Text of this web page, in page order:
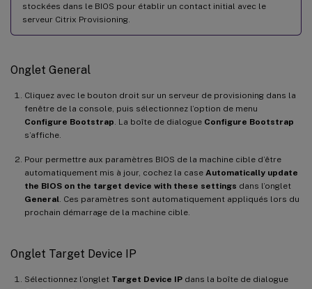
stockées dans le BIOS pour établir un contact initial avec le
serveur Citrix Provisioning.
Onglet General
Cliquez avec le bouton droit sur un serveur de provisioning dans la
fenêtre de la console, puis sélectionnez l’option de menu
Configure Bootstrap. La boîte de dialogue Configure Bootstrap
s’affiche.
Pour permettre aux paramètres BIOS de la machine cible d’être
automatiquement mis à jour, cochez la case Automatically update
the BIOS on the target device with these settings dans l’onglet
General. Ces paramètres sont automatiquement appliqués lors du
prochain démarrage de la machine cible.
Onglet Target Device IP
Sélectionnez l’onglet Target Device IP dans la boîte de dialogue